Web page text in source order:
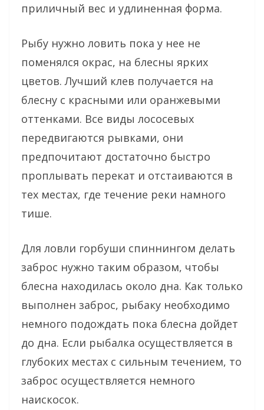
приличный вес и удлиненная форма.
Рыбу нужно ловить пока у нее не
поменялся окрас, на блесны ярких
цветов. Лучший клев получается на
блесну с красными или оранжевыми
оттенками. Все виды лососевых
передвигаются рывками, они
предпочитают достаточно быстро
проплывать перекат и отстаиваются в
тех местах, где течение реки намного
тише.
Для ловли горбуши спиннингом делать
заброс нужно таким образом, чтобы
блесна находилась около дна. Как только
выполнен заброс, рыбаку необходимо
немного подождать пока блесна дойдет
до дна. Если рыбалка осуществляется в
глубоких местах с сильным течением, то
заброс осуществляется немного
наискосок.